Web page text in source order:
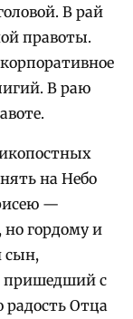
В рай
правоты.
В раю
на Небо
—
гордому и
сын,
пришедший с
Отца